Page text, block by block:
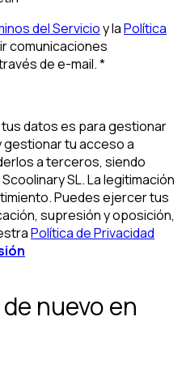
del Servicioy laPolítica
comunicaciones
de e-mail.*
tus datos es para gestionar
tu acceso a
a terceros, siendo
SL. La legitimación
Puedes ejercer tus
supresión y oposición,
Política de Privacidad
nuevo en